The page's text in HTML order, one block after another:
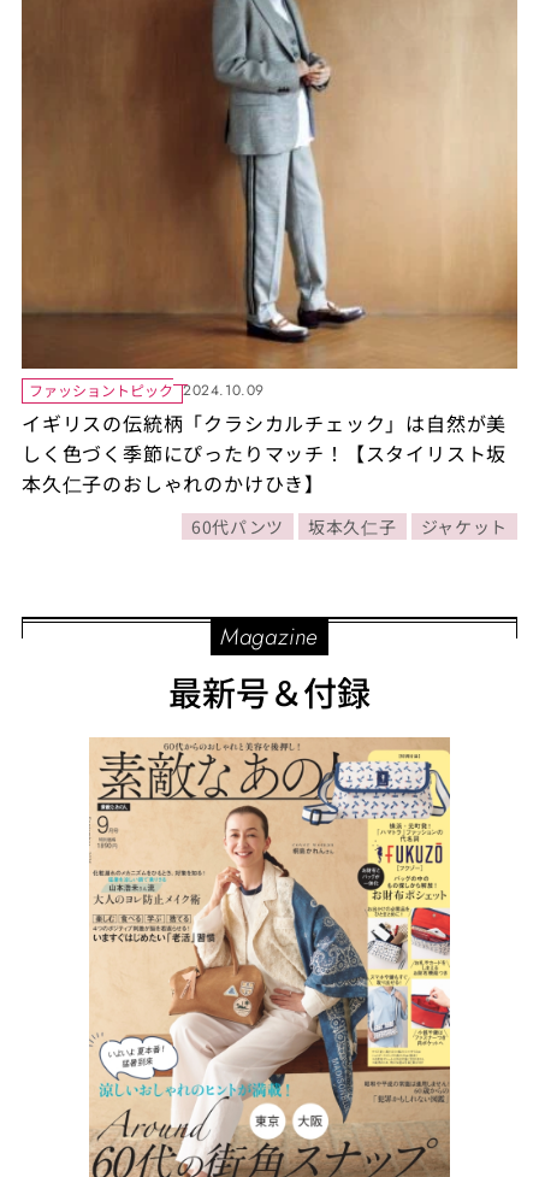
ファッショントピック 2024.10.09
イギリスの伝統柄「クラシカルチェック」は自然が美
しく色づく季節にぴったりマッチ！【スタイリスト坂
本久仁子のおしゃれのかけひき】
60代パンツ 坂本久仁子 ジャケット
Magazine
最新号＆付録